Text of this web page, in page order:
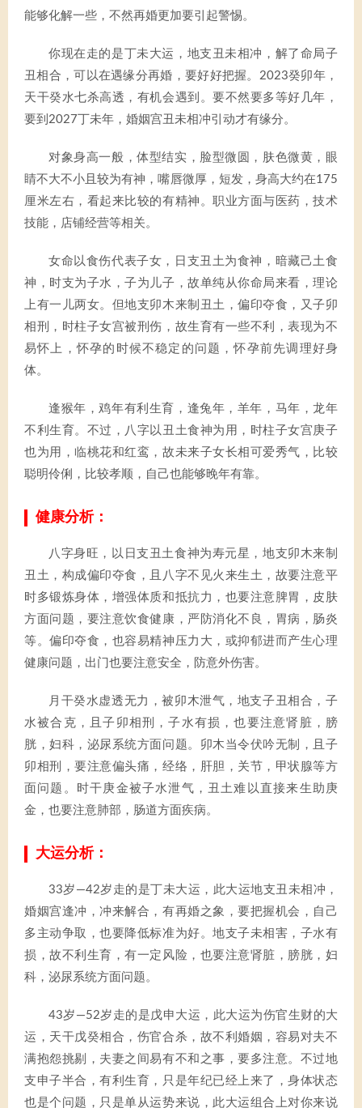
能够化解一些，不然再婚更加要引起警惕。
你现在走的是丁未大运，地支丑未相冲，解了命局子
丑相合，可以在遇缘分再婚，要好好把握。2023癸卯年，
天干癸水七杀高透，有机会遇到。要不然要多等好几年，
要到2027丁未年，婚姻宫丑未相冲引动才有缘分。
对象身高一般，体型结实，脸型微圆，肤色微黄，眼
睛不大不小且较为有神，嘴唇微厚，短发，身高大约在175
厘米左右，看起来比较的有精神。职业方面与医药，技术
技能，店铺经营等相关。
女命以食伤代表子女，日支丑土为食神，暗藏己土食
神，时支为子水，子为儿子，故单纯从你命局来看，理论
上有一儿两女。但地支卯木来制丑土，偏印夺食，又子卯
相刑，时柱子女宫被刑伤，故生育有一些不利，表现为不
易怀上，怀孕的时候不稳定的问题，怀孕前先调理好身
体。
逢猴年，鸡年有利生育，逢兔年，羊年，马年，龙年
不利生育。不过，八字以丑土食神为用，时柱子女宫庚子
也为用，临桃花和红鸾，故未来子女长相可爱秀气，比较
聪明伶俐，比较孝顺，自己也能够晚年有靠。
健康分析：
八字身旺，以日支丑土食神为寿元星，地支卯木来制
丑土，构成偏印夺食，且八字不见火来生土，故要注意平
时多锻炼身体，增强体质和抵抗力，也要注意脾胃，皮肤
方面问题，要注意饮食健康，严防消化不良，胃病，肠炎
等。偏印夺食，也容易精神压力大，或抑郁进而产生心理
健康问题，出门也要注意安全，防意外伤害。
月干癸水虚透无力，被卯木泄气，地支子丑相合，子
水被合克，且子卯相刑，子水有损，也要注意肾脏，膀
胱，妇科，泌尿系统方面问题。卯木当令伏吟无制，且子
卯相刑，要注意偏头痛，经络，肝胆，关节，甲状腺等方
面问题。时干庚金被子水泄气，丑土难以直接来生助庚
金，也要注意肺部，肠道方面疾病。
大运分析：
33岁—42岁走的是丁未大运，此大运地支丑未相冲，
婚姻宫逢冲，冲来解合，有再婚之象，要把握机会，自己
多主动争取，也要降低标准为好。地支子未相害，子水有
损，故不利生育，有一定风险，也要注意肾脏，膀胱，妇
科，泌尿系统方面问题。
43岁—52岁走的是戊申大运，此大运为伤官生财的大
运，天干戊癸相合，伤官合杀，故不利婚姻，容易对夫不
满抱怨挑剔，夫妻之间易有不和之事，要多注意。不过地
支申子半合，有利生育，只是年纪已经上来了，身体状态
也是个问题，只是单从运势来说，此大运组合上对你来说